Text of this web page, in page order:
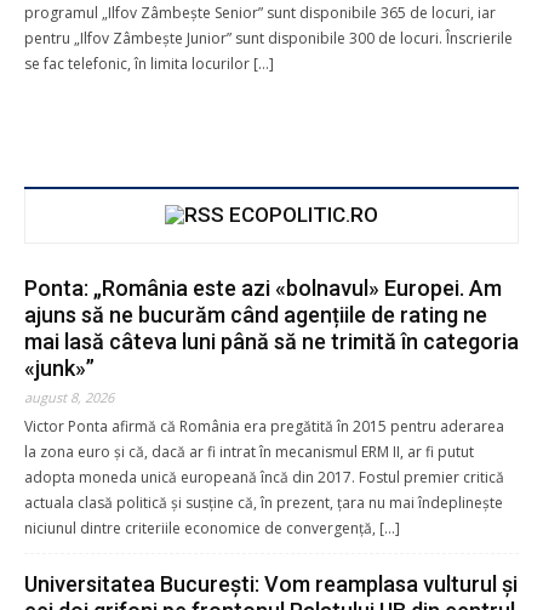
Donează prin Transfer Bancar în
contul Asociației Global Inclusion
lei5 lei25 lei50
lei *
programul „Ilfov Zâmbește Senior” sunt disponibile 365 de locuri, iar
pentru „Ilfov Zâmbește Junior” sunt disponibile 300 de locuri. Înscrierile
se fac telefonic, în limita locurilor […]
ECOPOLITIC.RO
Ponta: „România este azi «bolnavul» Europei. Am
ajuns să ne bucurăm când agențiile de rating ne
mai lasă câteva luni până să ne trimită în categoria
«junk»”
august 8, 2026
Victor Ponta afirmă că România era pregătită în 2015 pentru aderarea
la zona euro și că, dacă ar fi intrat în mecanismul ERM II, ar fi putut
adopta moneda unică europeană încă din 2017. Fostul premier critică
actuala clasă politică și susține că, în prezent, țara nu mai îndeplinește
niciunul dintre criteriile economice de convergență, […]
Universitatea București: Vom reamplasa vulturul și